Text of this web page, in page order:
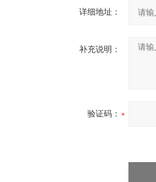
详细地址：
补充说明：
验证码：